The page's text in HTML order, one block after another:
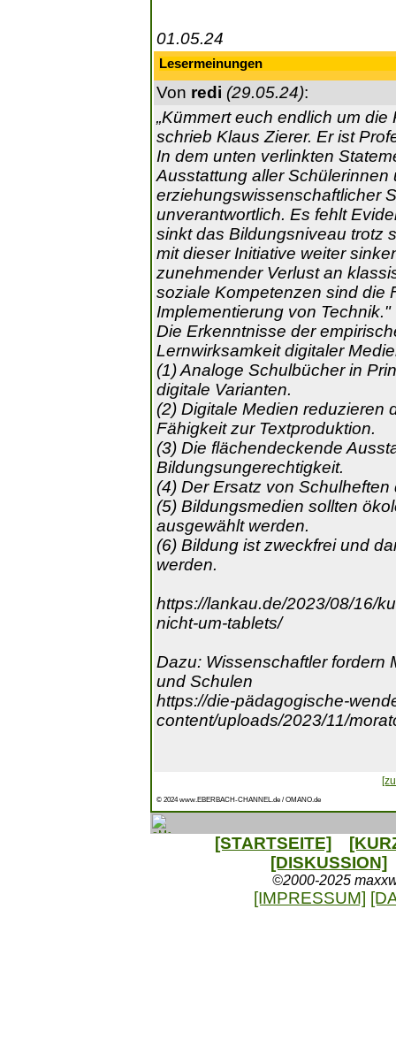
01.05.24
Lesermeinungen
Von redi (29.05.24):
„Kümmert euch endlich um die
schrieb Klaus Zierer. Er ist
In dem unten verlinkten
Ausstattung aller Schülerinnen
erziehungswissenschaftlicher
unverantwortlich. Es fehlt
sinkt das Bildungsniveau trotz
mit dieser Initiative weiter
zunehmender Verlust an
soziale Kompetenzen sind die
Implementierung von Technik."
Die Erkenntnisse der
Lernwirksamkeit digitaler
(1) Analoge Schulbücher in
digitale Varianten.
(2) Digitale Medien reduzieren
Fähigkeit zur Textproduktion.
(3) Die flächendeckende
Bildungsungerechtigkeit.
(4) Der Ersatz von
(5) Bildungsmedien sollten
ausgewählt werden.
(6) Bildung ist zweckfrei und
werden.
https://lankau.de/2023/08/16/
nicht-um-tablets/
Dazu: Wissenschaftler fordern
und Schulen
https://die-pädagogische-
content/uploads/2023/11/
© 2024 www.EBERBACH-CHANNEL.de / OMANO.de
[STARTSEITE]
[DISKUSSION]
©2000-2025
[IMPRESSUM]